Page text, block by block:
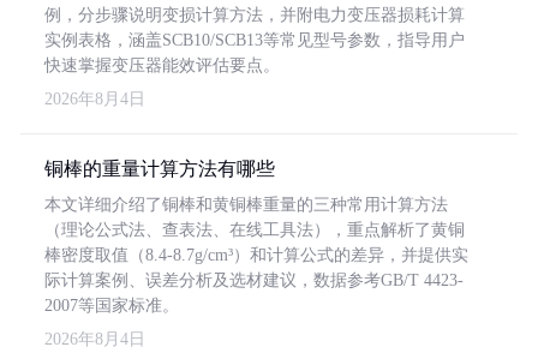
例，分步骤说明变损计算方法，并附电力变压器损耗计算
实例表格，涵盖SCB10/SCB13等常见型号参数，指导用户
快速掌握变压器能效评估要点。
2026年8月4日
铜棒的重量计算方法有哪些
本文详细介绍了铜棒和黄铜棒重量的三种常用计算方法
（理论公式法、查表法、在线工具法），重点解析了黄铜
棒密度取值（8.4-8.7g/cm³）和计算公式的差异，并提供实
际计算案例、误差分析及选材建议，数据参考GB/T 4423-
2007等国家标准。
2026年8月4日